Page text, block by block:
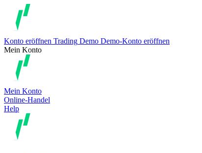
Konto eröffnen Trading Demo Demo-Konto eröffnen
Mein Konto
Mein Konto
Online-Handel
Help